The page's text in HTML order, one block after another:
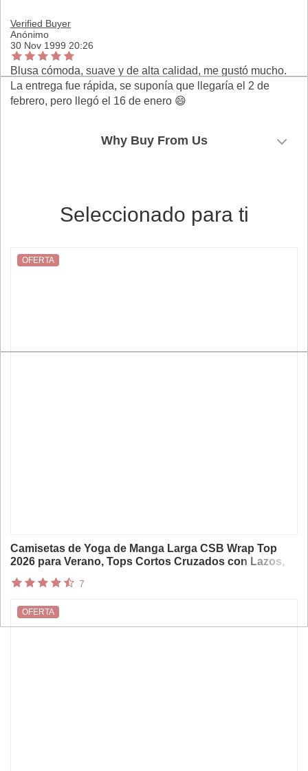
Verified Buyer
Anónimo
30 Nov 1999 20:26
Blusa cómoda, suave y de alta calidad, me gustó mucho.
La entrega fue rápida, se suponía que llegaría el 2 de
febrero, pero llegó el 16 de enero 😄
Why Buy From Us
Seleccionado para ti
Camisetas de Yoga de Manga Larga CSB Wrap Top
2026 para Verano, Tops Cortos Cruzados con Lazos,
Ballet, Gimnasio, Actividad Física
OFERTA
7
OFERTA